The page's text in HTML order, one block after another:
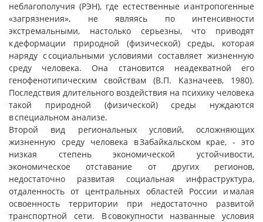
неблагополучия (РЭН), где естественные и антропогенные
«загрязнения», не являясь по интенсивности
экстремальными, настолько серьезны, что приводят
к деформации природной (физической) среды, которая
наряду с социальными условиями составляет жизненную
среду человека. Она становится неадекватной его
генофенотипическим свойствам (В.П. Казначеев, 1980).
Последствия длительного воздействия на психику человека
такой природной (физической) среды нуждаются
в специальном анализе.
Второй вид региональных условий, осложняющих
жизненную среду человека в Забайкальском крае, - это
низкая степень экономической устойчивости,
экономическое отставание от других регионов,
недостаточно развитая социальная инфраструктура,
отдаленность от центральных областей России и малая
освоенность территории при недостаточно развитой
транспортной сети. В совокупности названные условия